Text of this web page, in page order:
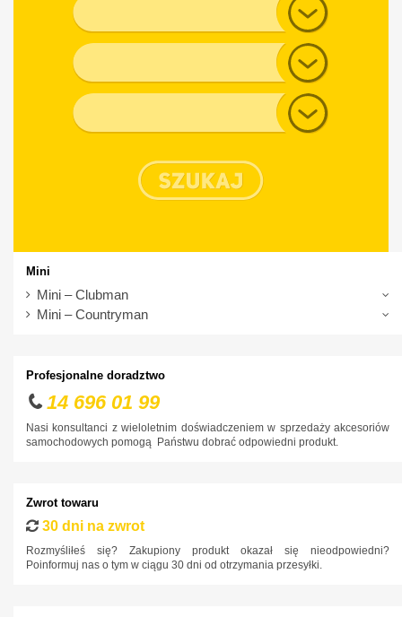
Mini
Mini – Clubman
Mini – Countryman
Profesjonalne doradztwo
14 696 01 99
Nasi konsultanci z wieloletnim doświadczeniem w sprzedaży akcesoriów
samochodowych pomogą Państwu dobrać odpowiedni produkt.
Zwrot towaru
30 dni na zwrot
Rozmyśliłeś się? Zakupiony produkt okazał się nieodpowiedni?
Poinformuj nas o tym w ciągu 30 dni od otrzymania przesyłki.